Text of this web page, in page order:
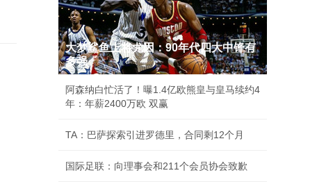
大梦鲨鱼上将尤因：90年代四大中锋有
多强
阿森纳白忙活了！曝1.4亿欧熊皇与皇马续约4
年：年薪2400万欧 双赢
TA：巴萨探索引进罗德里，合同剩12个月
国际足联：向理事会和211个会员协会致歉